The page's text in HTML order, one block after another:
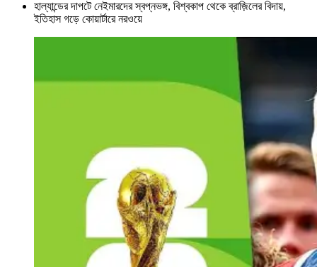
হাল্যান্ডের দাপটে নেইমারদের স্বপ্নভঙ্গ, বিশ্বকাপ থেকে ব্রাজ়িলের বিদায়,
ইতিহাস গড়ে কোয়ার্টারে নরওয়ে